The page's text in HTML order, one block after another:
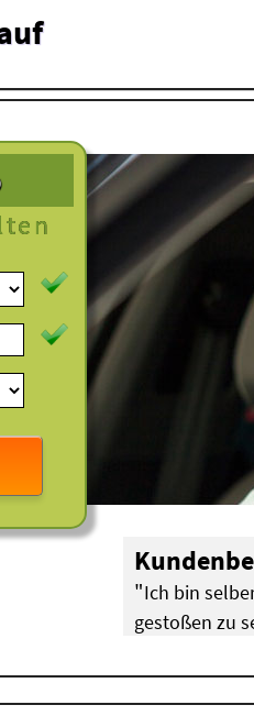
"Ich bin
gestoßen zu
Breuer aus